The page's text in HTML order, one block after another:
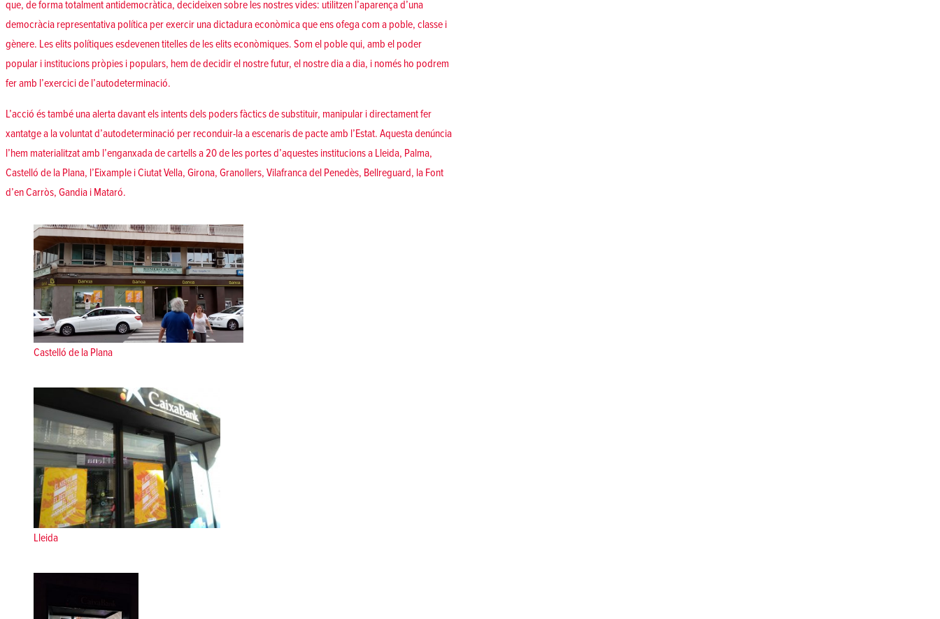
que, de forma totalment antidemocràtica, decideixen sobre les nostres vides: utilitzen l’aparença d’una
democràcia representativa política per exercir una dictadura econòmica que ens ofega com a poble, classe i
gènere. Les elits polítiques esdevenen titelles de les elits econòmiques. Som el poble qui, amb el poder
popular i institucions pròpies i populars, hem de decidir el nostre futur, el nostre dia a dia, i només ho podrem
fer amb l’exercici de l’autodeterminació.
L’acció és també una alerta davant els intents dels poders fàctics de substituir, manipular i directament fer
xantatge a la voluntat d’autodeterminació per reconduir-la a escenaris de pacte amb l’Estat. Aquesta denúncia
l’hem materialitzat amb l’enganxada de cartells a 20 de les portes d’aquestes institucions a Lleida, Palma,
Castelló de la Plana, l’Eixample i Ciutat Vella, Girona, Granollers, Vilafranca del Penedès, Bellreguard, la Font
d’en Carròs, Gandia i Mataró.
Castelló de la Plana
Lleida